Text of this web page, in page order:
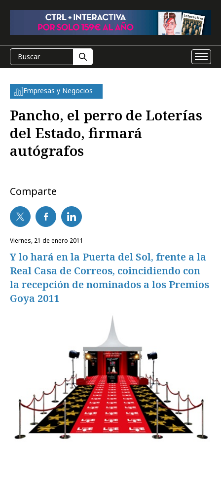
Empresas y Negocios
Pancho, el perro de Loterías
del Estado, firmará
autógrafos
Comparte
viernes, 21 de enero 2011
Y lo hará en la Puerta del Sol, frente a la
Real Casa de Correos, coincidiendo con
la recepción de nominados a los Premios
Goya 2011